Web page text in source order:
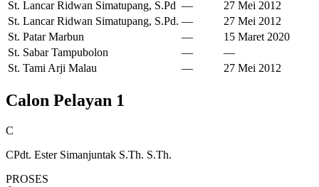
St. Lancar Ridwan Simatupang, S.Pd —
27 Mei 2012
St. Lancar Ridwan Simatupang, S.Pd. —
27 Mei 2012
St. Patar Marbun
—
15 Maret 2020
St. Sabar Tampubolon
—
—
St. Tami Arji Malau
— 27 Mei 2012
Calon Pelayan 1
C
CPdt. Ester Simanjuntak S.Th. S.Th.
PROSES